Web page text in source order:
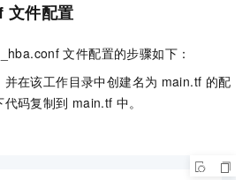
文件配置
文件配置的步骤如下：
在该工作目录中创建名为 main.tf 的配
码复制到 main.tf 中。